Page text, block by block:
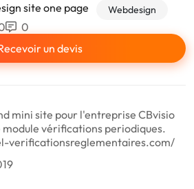
site one page
Webdesign
0
un devis
mini site pour l'entreprise CBvisio
vérifications periodiques.
verificationsreglementaires.com/